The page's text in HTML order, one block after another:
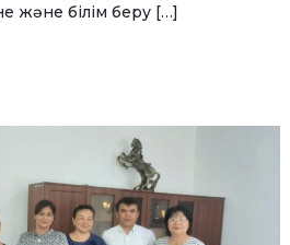
және білім беру […]